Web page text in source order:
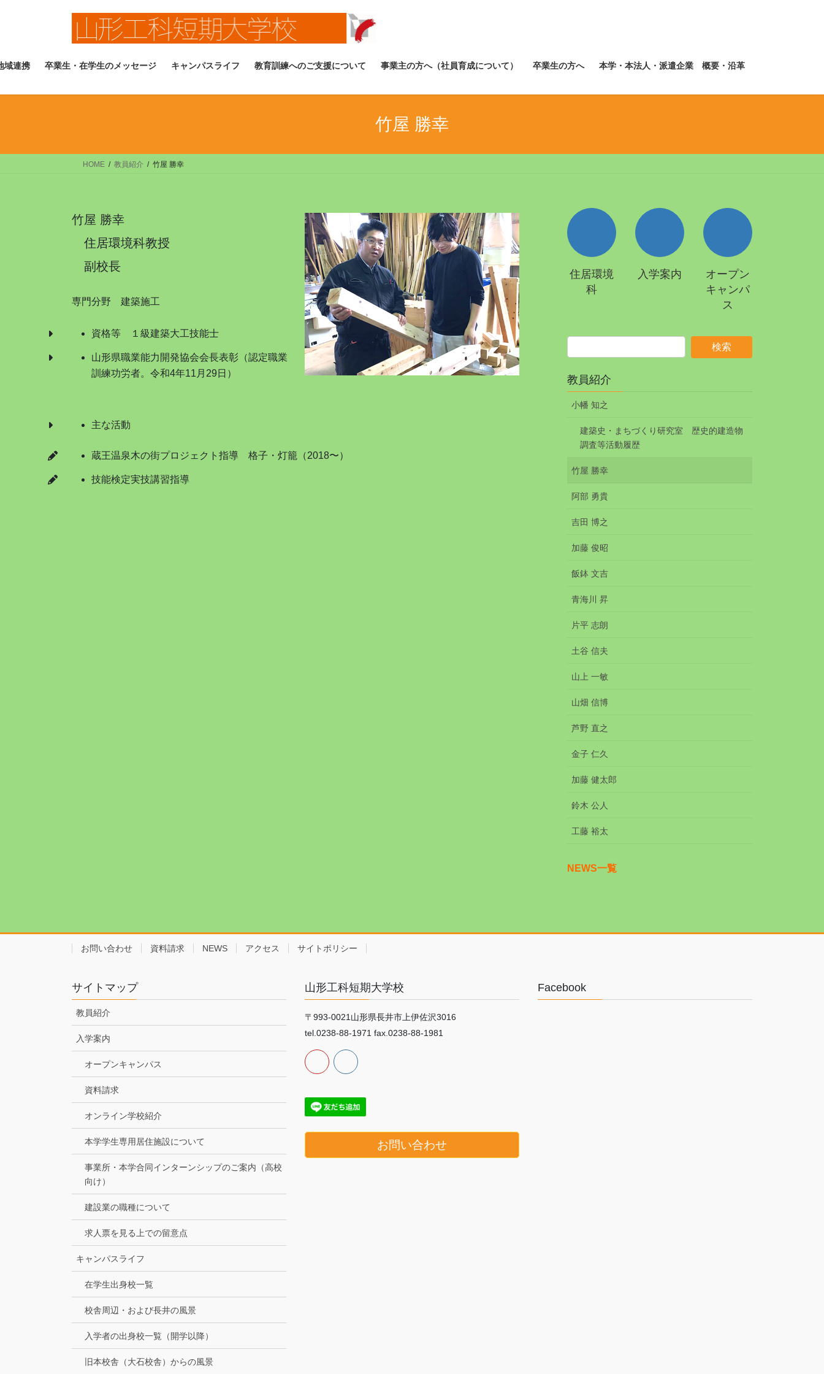
ツ
ス
シ
ン
域連携 卒業生・在学生のメッセージ キャンパスライフ 教育訓練へのご支援について 事業主の方へ（社員育成について） 卒業生の方へ 本学・本法人・派遣企業 概要・沿革
竹屋 勝幸
HOME 教員紹介 竹屋 勝幸
竹屋 勝幸
住居環境科教授
副校長
専門分野 建築施工
資格等 １級建築大工技能士
山形県職業能力開発協会会長表彰（認定職業
訓練功労者。令和4年11月29日）
主な活動
蔵王温泉木の街プロジェクト指導 格子・灯籠（2018〜）
技能検定実技講習指導
住居環境
科
入学案内
オープン
キャンパ
ス
教員紹介
小幡 知之
建築史・まちづくり研究室 歴史的建造物
調査等活動履歴
竹屋 勝幸
阿部 勇貴
吉田 博之
加藤 俊昭
飯鉢 文吉
青海川 昇
片平 志朗
土谷 信夫
山上 一敏
山畑 信博
芦野 直之
金子 仁久
加藤 健太郎
鈴木 公人
工藤 裕太
NEWS一覧
お問い合わせ 資料請求 NEWS アクセス サイトポリシー
サイトマップ
教員紹介
入学案内
オープンキャンパス
資料請求
オンライン学校紹介
本学学生専用居住施設について
事業所・本学合同インターンシップのご案内（高校
向け）
建設業の職種について
求人票を見る上での留意点
キャンパスライフ
在学生出身校一覧
校舎周辺・および長井の風景
入学者の出身校一覧（開学以降）
旧本校舎（大石校舎）からの風景
山形工科短期大学校
〒993-0021山形県長井市上伊佐沢3016
tel.0238-88-1971 fax.0238-88-1981
お問い合わせ
Facebook